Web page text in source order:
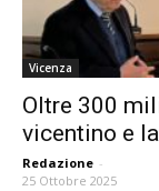
Vicenza
Oltre 300
vicentino e
Redazione -
25 Ottobre 2025